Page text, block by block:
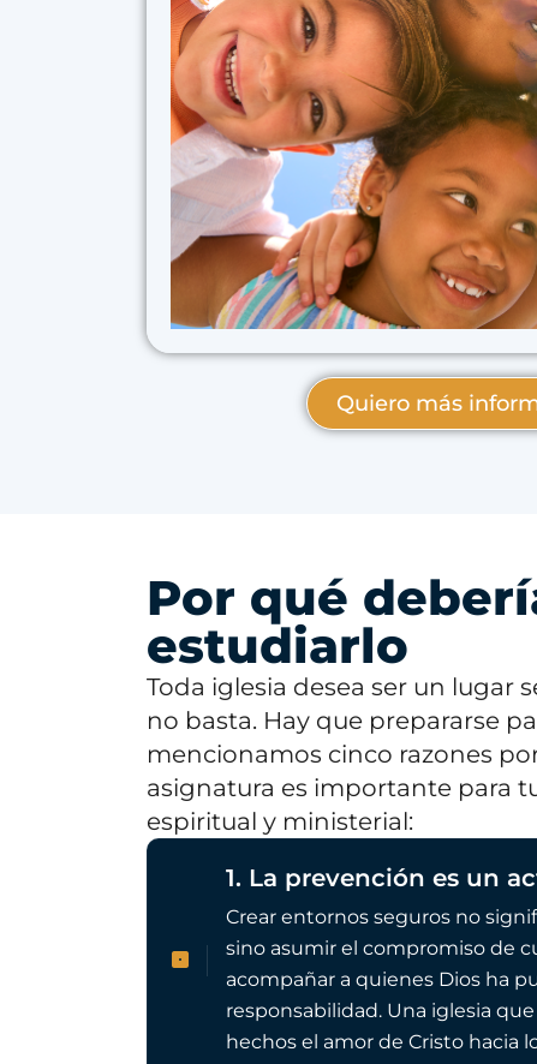
Quiero más
Por qué
estudiarlo
Toda iglesia desea ser un lugar
no basta. Hay que prepararse
mencionamos cinco razones
asignatura es importante para
espiritual y ministerial:
1. La prevención es un
Crear entornos seguros no
sino asumir el compromiso de
acompañar a quienes Dios ha
responsabilidad. Una iglesia
hechos el amor de Cristo hacia